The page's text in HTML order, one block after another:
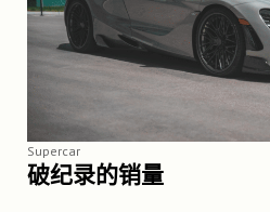
Supercar
破纪录的销量